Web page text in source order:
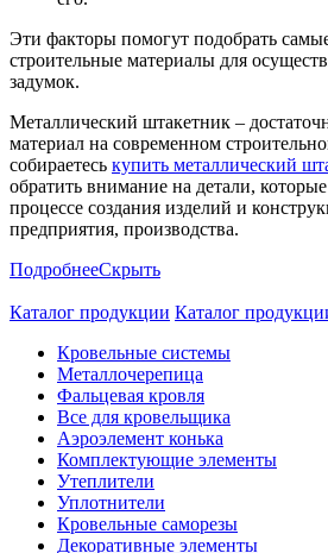
Эти факторы помогут подобрать
строительные материалы для
задумок.
Металлический штакетник –
материал на современном
собираетесь купить металлический
обратить внимание на детали,
процессе создания изделий и
предприятия, производства.
ПодробнееСкрыть
Каталог продукции Каталог
Кровельные системы
Металлочерепица
Фальцевая кровля
Все для кровельщика
Аэроэлемент конька
Комплектующие элементы
Утеплители
Уплотнители
Кровельные саморезы
Декоративные элементы